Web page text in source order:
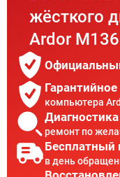
жёсткого
Ardor M136
компьютера
ремонт по
Бесплатный
в день